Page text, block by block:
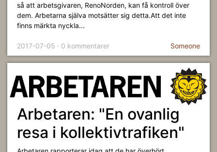
så att arbetsgivaren, RenoNorden, kan få kontroll över
dem. Arbetarna själva motsätter sig detta.Att det inte
finns märkta nyckla...
2017-07-05 · 0 kommentarer Someone
Arbetaren: "En ovanlig
resa i kollektivtrafiken"